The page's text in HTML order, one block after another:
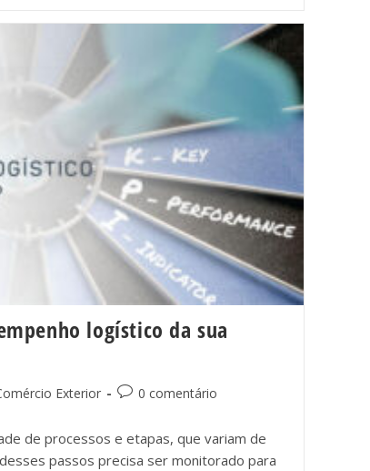
logístico da sua
Exterior 0 comentário
de processos e etapas, que variam de
passos precisa ser monitorado para